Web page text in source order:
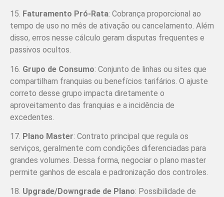
15. Faturamento Pró-Rata: Cobrança proporcional ao
tempo de uso no mês de ativação ou cancelamento. Além
disso, erros nesse cálculo geram disputas frequentes e
passivos ocultos.
16. Grupo de Consumo: Conjunto de linhas ou sites que
compartilham franquias ou benefícios tarifários. O ajuste
correto desse grupo impacta diretamente o
aproveitamento das franquias e a incidência de
excedentes.
17. Plano Master: Contrato principal que regula os
serviços, geralmente com condições diferenciadas para
grandes volumes. Dessa forma, negociar o plano master
permite ganhos de escala e padronização dos controles.
18. Upgrade/Downgrade de Plano: Possibilidade de